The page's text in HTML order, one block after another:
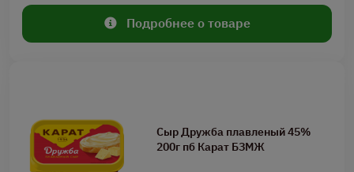
Подробнее о товаре
Сыр Дружба плавленый 45%
200г пб Карат БЗМЖ